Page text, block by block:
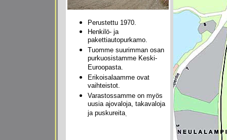
Perustettu 1970.
Henkilö- ja
pakettiautopurkamo.
Tuomme suurimman osan
purkuosistamme Keski-
Euroopasta.
Erikoisalaamme ovat
vaihteistot.
Varastossamme on myös
uusia ajovaloja, takavaloja
ja puskureita.